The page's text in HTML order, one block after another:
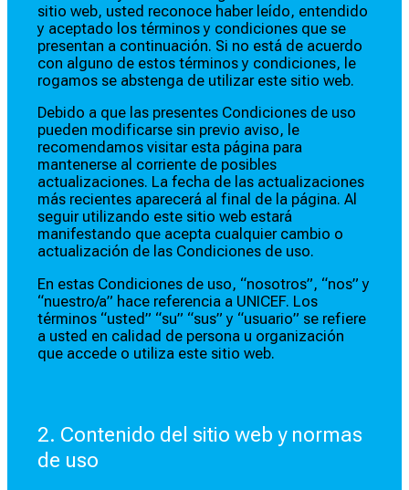
sitio web, usted reconoce haber leído, entendido
y aceptado los términos y condiciones que se
presentan a continuación. Si no está de acuerdo
con alguno de estos términos y condiciones, le
rogamos se abstenga de utilizar este sitio web.
Debido a que las presentes Condiciones de uso
pueden modificarse sin previo aviso, le
recomendamos visitar esta página para
mantenerse al corriente de posibles
actualizaciones. La fecha de las actualizaciones
más recientes aparecerá al final de la página. Al
seguir utilizando este sitio web estará
manifestando que acepta cualquier cambio o
actualización de las Condiciones de uso.
En estas Condiciones de uso, “nosotros”, “nos” y
“nuestro/a” hace referencia a UNICEF. Los
términos “usted” “su” “sus” y “usuario” se refiere
a usted en calidad de persona u organización
que accede o utiliza este sitio web.
2. Contenido del sitio web y normas
de uso